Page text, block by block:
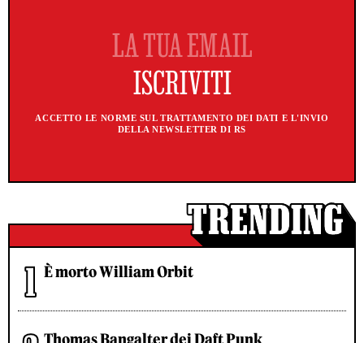
ACCETTO LE NORME SUL TRATTAMENTO DEI DATI E L'INVIO
DELLA NEWSLETTER DI RS
È morto William Orbit